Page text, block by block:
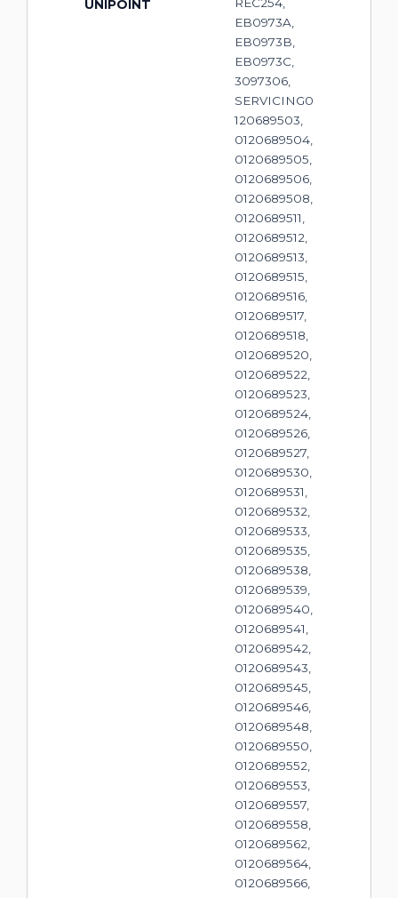
UNIPOINT
EB0973A,
EB0973B,
EB0973C,
3097306,
SERVICING0
120689503,
0120689504,
0120689505,
0120689506,
0120689508,
0120689511,
0120689512,
0120689513,
0120689515,
0120689516,
0120689517,
0120689518,
0120689520,
0120689522,
0120689523,
0120689524,
0120689526,
0120689527,
0120689530,
0120689531,
0120689532,
0120689533,
0120689535,
0120689538,
0120689539,
0120689540,
0120689541,
0120689542,
0120689543,
0120689545,
0120689546,
0120689548,
0120689550,
0120689552,
0120689553,
0120689557,
0120689558,
0120689562,
0120689564,
0120689566,